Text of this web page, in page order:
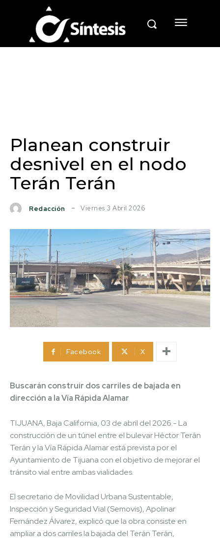
Planean construir
desnivel en el nodo
Terán Terán
Redacción Viernes 3 Abril 2026
Facebook X
Buscarán construir dos carriles de bajada en
dirección a la Vía Rápida Alamar
TIJUANA, Baja California, 03 de abril del 2026.- La
construcción de un túnel entre el bulevar Héctor Terán
Terán y la Vía Rápida Alamar está prevista por el
Ayuntamiento de Tijuana con el objetivo de mejorar el
tránsito vial entre ambas vialidades.
El secretario de Movilidad Urbana Sustentable,
Inspección y Seguridad Vial (Semovis), Apolinar
Fernández Álvarez, explicó que la obra consiste en
ampliar a dos carriles la bajada del Terán Terán,